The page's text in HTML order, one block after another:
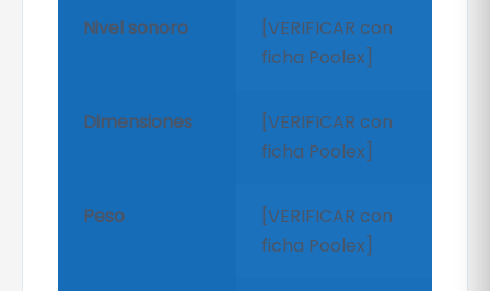
Nivel sonoro
[VERIFICAR con
ficha Poolex]
Dimensiones
[VERIFICAR con
ficha Poolex]
Peso
[VERIFICAR con
ficha Poolex]